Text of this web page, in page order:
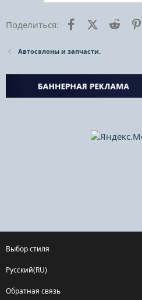
Поделиться: FacebookX (Twitter)
Reddit
Автосалоны и запчасти.
Выбор стиля
Русский(RU)
Обратная связь